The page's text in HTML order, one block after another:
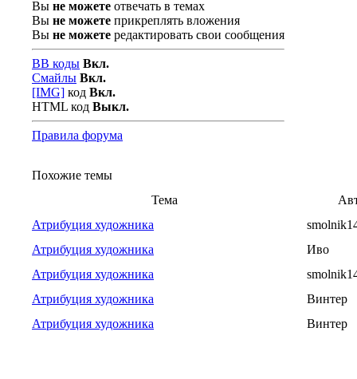
Вы не можете отвечать в темах
Вы не можете прикреплять вложения
Вы не можете редактировать свои сообщения
BB коды Вкл.
Смайлы Вкл.
[IMG] код Вкл.
HTML код Выкл.
Правила форума
Похожие темы
Тема
Атрибуция художника
Атрибуция художника
Иво
Атрибуция художника
Атрибуция художника
Винтер
Атрибуция художника
Винтер